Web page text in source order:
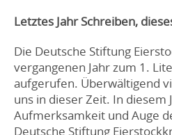
Letztes Jahr Schreiben,
Die Deutsche Stiftung
vergangenen Jahr zum 1.
aufgerufen. Überwältigend
uns in dieser Zeit. In diesem
Aufmerksamkeit und Auge
Deutsche Stiftung